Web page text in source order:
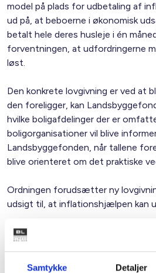
Samtykke Detaljer
model på plads for udbetaling af
ud på, at beboerne i økonomisk
betalt hele deres husleje i én
forventningen, at udfordringerne
løst.
Den konkrete lovgivning er ved at
den foreligger, kan
hvilke boligafdelinger der er
boligorganisationer vil blive
Landsbyggefonden, når tallene
blive orienteret om det praktiske
Ordningen forudsætter ny
udsigt til, at inflationshjælpen kan